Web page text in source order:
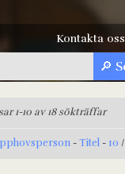
Kontakta oss
1-10 av 18 sökträffar
-Titel - 10 /